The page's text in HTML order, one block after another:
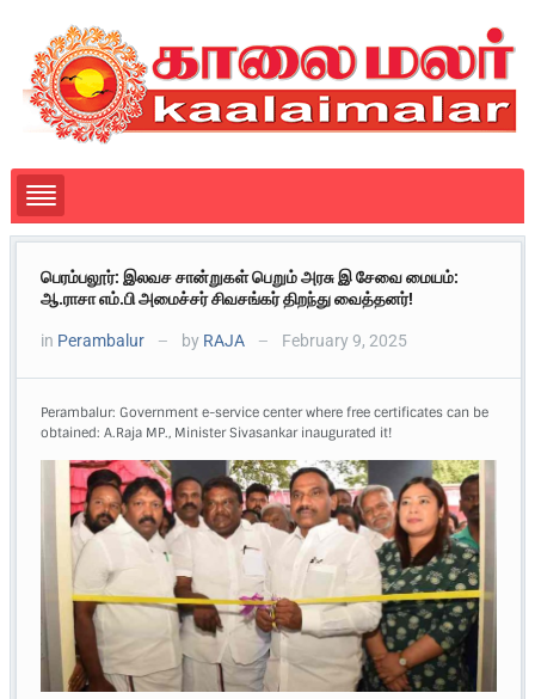
பெரம்பலூர்: இலவச சான்றுகள் பெறும் அரசு இ சேவை மையம்:
ஆ.ராசா எம்.பி அமைச்சர் சிவசங்கர் திறந்து வைத்தனர்!
in Perambalur — by RAJA — February 9, 2025
Perambalur: Government e-service center where free certificates can be
obtained: A.Raja MP., Minister Sivasankar inaugurated it!